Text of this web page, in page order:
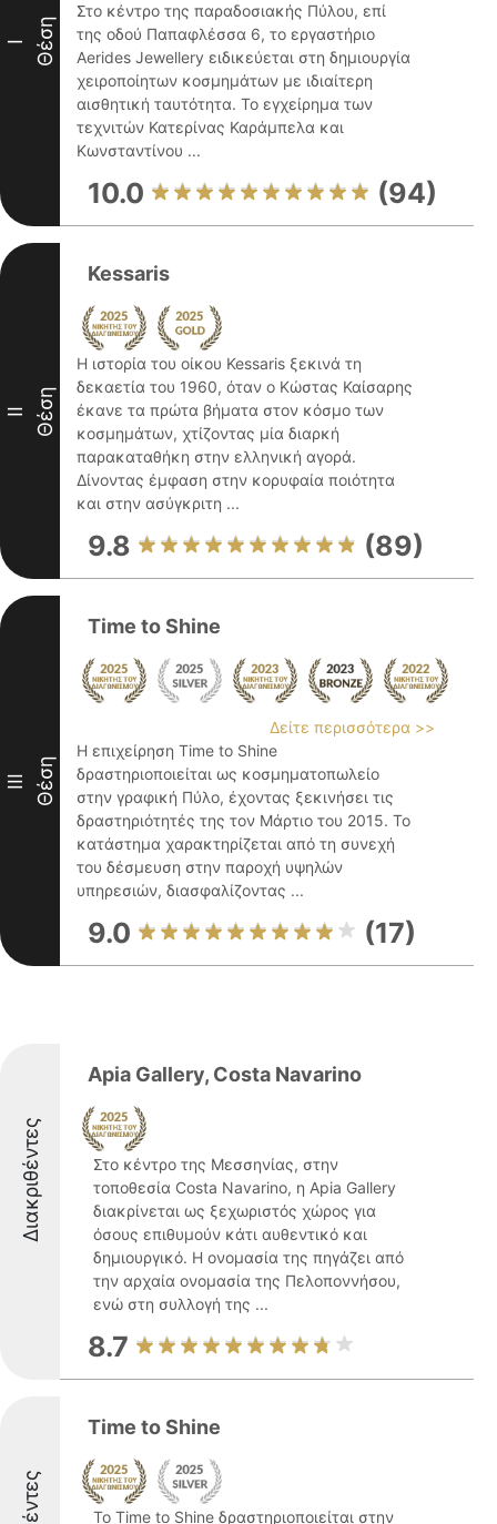
I Θέση
Στο κέντρο της παραδοσιακής Πύλου, επί
της οδού Παπαφλέσσα 6, το εργαστήριο
Aerides Jewellery ειδικεύεται στη δημιουργία
χειροποίητων κοσμημάτων με ιδιαίτερη
αισθητική ταυτότητα. Το εγχείρημα των
τεχνιτών Κατερίνας Καράμπελα και
Κωνσταντίνου ...
10.0 (94)
II Θέση
Kessaris
Η ιστορία του οίκου Kessaris ξεκινά τη
δεκαετία του 1960, όταν ο Κώστας Καίσαρης
έκανε τα πρώτα βήματα στον κόσμο των
κοσμημάτων, χτίζοντας μία διαρκή
παρακαταθήκη στην ελληνική αγορά.
Δίνοντας έμφαση στην κορυφαία ποιότητα
και στην ασύγκριτη ...
9.8 (89)
III Θέση
Time to Shine
Δείτε περισσότερα >>
Η επιχείρηση Time to Shine
δραστηριοποιείται ως κοσμηματοπωλείο
στην γραφική Πύλο, έχοντας ξεκινήσει τις
δραστηριότητές της τον Μάρτιο του 2015. Το
κατάστημα χαρακτηρίζεται από τη συνεχή
του δέσμευση στην παροχή υψηλών
υπηρεσιών, διασφαλίζοντας ...
9.0 (17)
Διακριθέντες
Apia Gallery, Costa Navarino
Στο κέντρο της Μεσσηνίας, στην
τοποθεσία Costa Navarino, η Apia Gallery
διακρίνεται ως ξεχωριστός χώρος για
όσους επιθυμούν κάτι αυθεντικό και
δημιουργικό. Η ονομασία της πηγάζει από
την αρχαία ονομασία της Πελοποννήσου,
ενώ στη συλλογή της ...
8.7
Time to Shine
Το Time to Shine δραστηριοποιείται στην